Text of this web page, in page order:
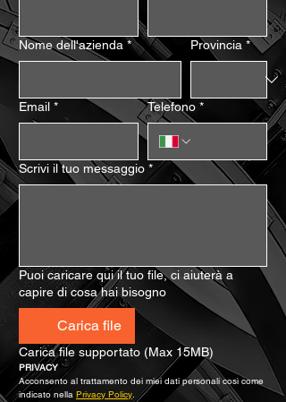
Nome dell'azienda * Provincia *
Email * Telefono *
Scrivi il tuo messaggio *
Puoi caricare qui il tuo file, ci aiuterà a
capire di cosa hai bisogno
Carica file
Carica file supportato (Max 15MB)
PRIVACY
Acconsento al trattamento dei miei dati personali così come
indicato nella Privacy Policy.